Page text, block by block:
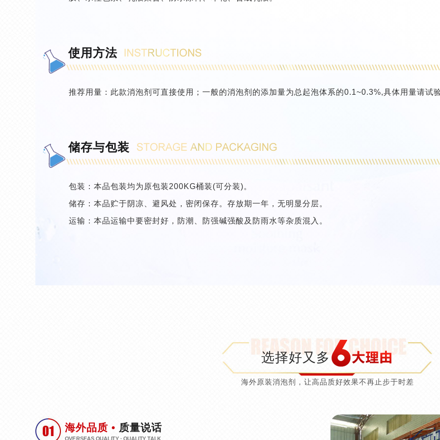
使用方法
推荐用量：此款消泡剂可直接使用；一般的消泡剂的添加量为总起泡体系的0.1~0.3%,具体用量请试
储存与包装
包装：本品包装均为原包装200KG桶装(可分装)。
储存：本品贮于阴凉、避风处，密闭保存。存放期一年，无明显分层。
运输：本品运输中要密封好，防潮、防强碱强酸及防雨水等杂质混入。
选择好又多
海外原装消泡剂，让高品质好效果不再止步于时差
海外品质 • 质量说话
OVERSEAS QUALITY · QUALITY TALK